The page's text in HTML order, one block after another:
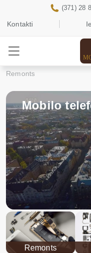
Kontakti
(371) 28
Remonts
Mobilo
Remonts